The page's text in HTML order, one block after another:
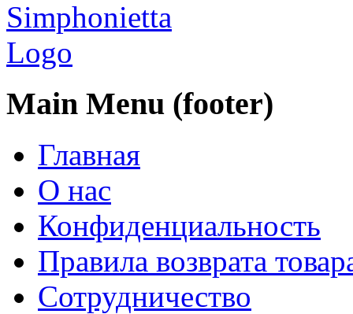
Main Menu (footer)
Главная
О нас
Конфиденциальность
Правила возврата
Сотрудничество